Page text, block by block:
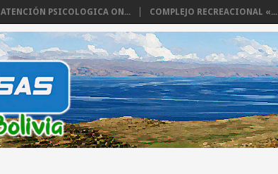
ATENCIÓN PSICOLOGICA ON... COMPLEJO RECREACIONAL «...